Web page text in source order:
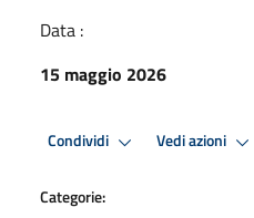
Data :
15 maggio 2026
Condividi Vedi azioni
Categorie: